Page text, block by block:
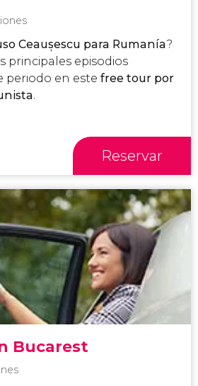
Ceaușescu para Rumanía?
principales episodios
periodo en este free tour por
.
Reservar
Bucarest